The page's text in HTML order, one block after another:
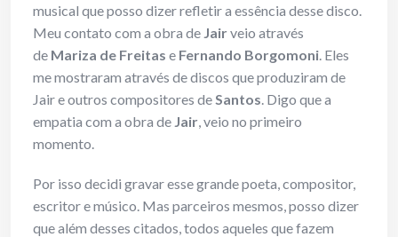
musical que posso dizer refletir a essência desse disco.
Meu contato com a obra de Jairveio através
de Mariza de Freitas e Fernando Borgomoni. Eles
me mostraram através de discos que produziram de
Jair e outros compositores deSantos. Digo que a
empatia com a obra de Jair, veio no primeiro
momento.
Por isso decidi gravar esse grande poeta, compositor,
escritor e músico. Mas parceiros mesmos, posso dizer
que além desses citados, todos aqueles que fazem